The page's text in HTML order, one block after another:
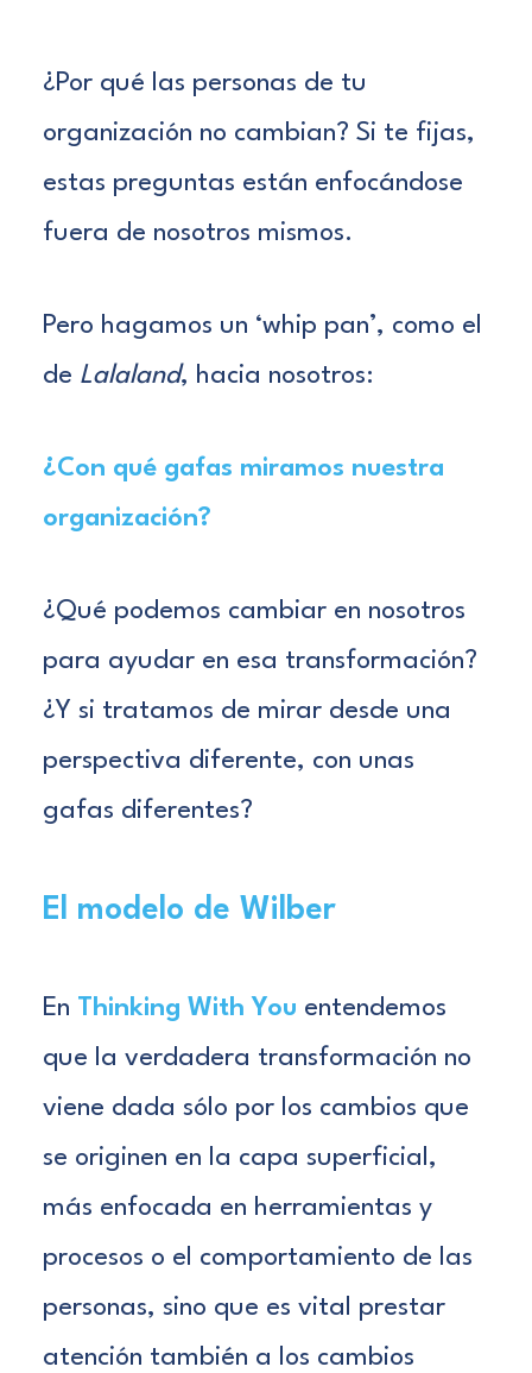
¿Por qué las personas de tu
organización no cambian? Si te fijas,
estas preguntas están enfocándose
fuera de nosotros mismos.
Pero hagamos un ‘whip pan’, como el
de Lalaland, hacia nosotros:
¿Con qué gafas miramos nuestra
organización?
¿Qué podemos cambiar en nosotros
para ayudar en esa transformación?
¿Y si tratamos de mirar desde una
perspectiva diferente, con unas
gafas diferentes?
El modelo de Wilber
En Thinking With You entendemos
que la verdadera transformación no
viene dada sólo por los cambios que
se originen en la capa superficial,
más enfocada en herramientas y
procesos o el comportamiento de las
personas, sino que es vital prestar
atención también a los cambios